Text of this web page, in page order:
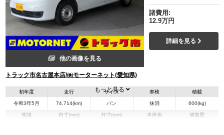
他の画像を見る
トラック市名古屋本店/㈱モーターネット(愛知県)
諸費用:
12.9万円
詳細を見る
初年度
令和3年5月
走行
74,714(km)
サイズ
バン
車検
抹消
積載
600(kg)
地域 内寸(mm) 外寸(mm) 本体色 修復歴
もっと見る